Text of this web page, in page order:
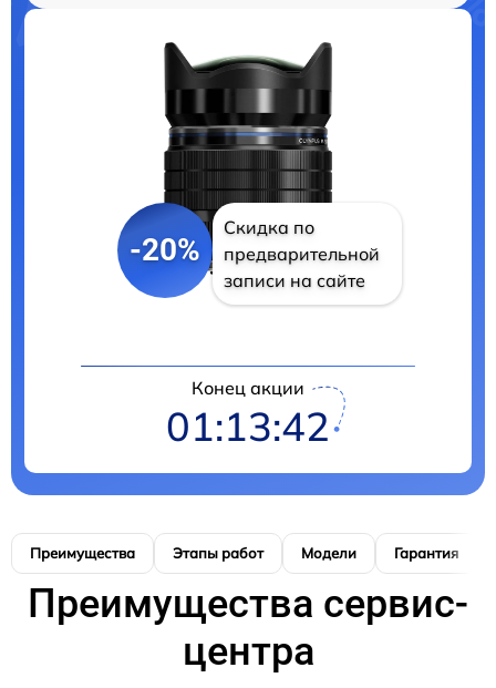
-20%
Скидка по
предварительной
записи на сайте
Конец акции
01:13:41
Преимущества Этапы работ Модели Гарантия
Преимущества сервис-
центра